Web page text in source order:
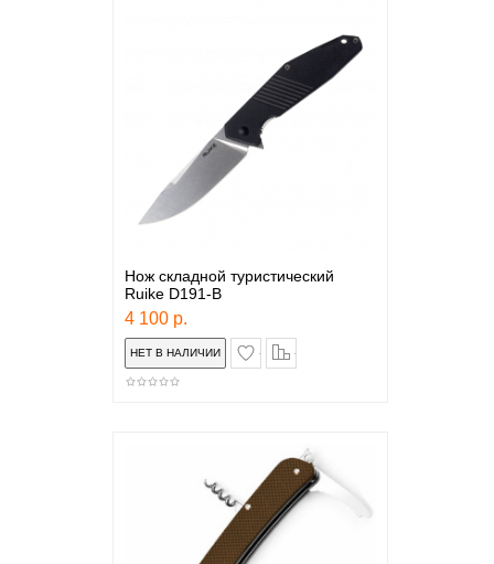
Нож складной туристический
Ruike D191-B
4 100 р.
в закладки